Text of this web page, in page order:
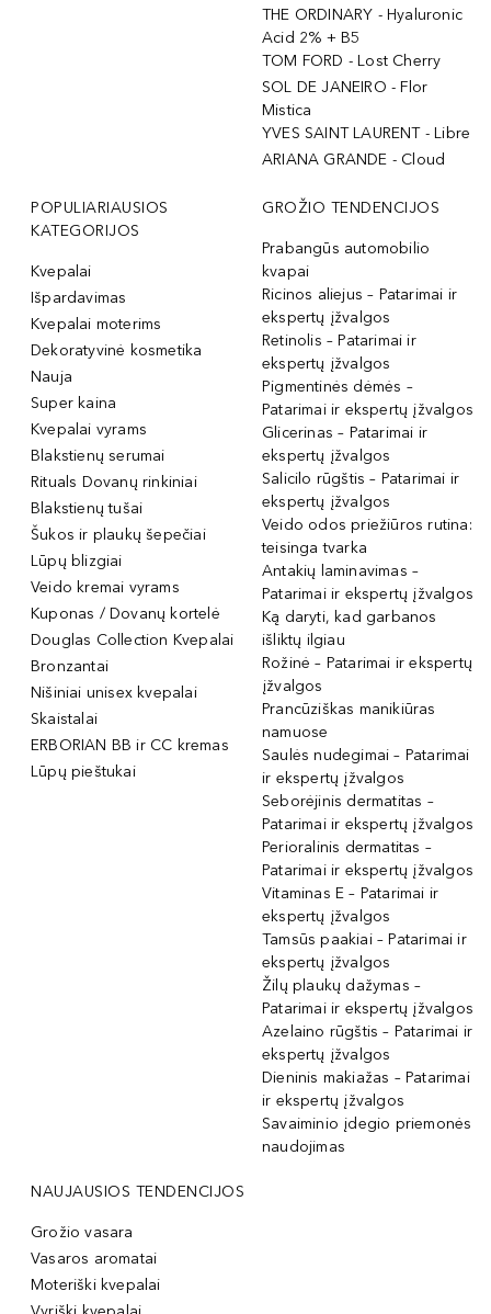
THE ORDINARY - Hyaluronic
Acid 2% + B5
TOM FORD - Lost Cherry
SOL DE JANEIRO - Flor
Mistica
YVES SAINT LAURENT - Libre
ARIANA GRANDE - Cloud
POPULIARIAUSIOS
KATEGORIJOS
Kvepalai
Išpardavimas
Kvepalai moterims
Dekoratyvinė kosmetika
Nauja
Super kaina
Kvepalai vyrams
Blakstienų serumai
Rituals Dovanų rinkiniai
Blakstienų tušai
Šukos ir plaukų šepečiai
Lūpų blizgiai
Veido kremai vyrams
Kuponas / Dovanų kortelė
Douglas Collection Kvepalai
Bronzantai
Nišiniai unisex kvepalai
Skaistalai
ERBORIAN BB ir CC kremas
Lūpų pieštukai
GROŽIO TENDENCIJOS
Prabangūs automobilio
kvapai
Ricinos aliejus – Patarimai ir
ekspertų įžvalgos
Retinolis – Patarimai ir
ekspertų įžvalgos
Pigmentinės dėmės –
Patarimai ir ekspertų įžvalgos
Glicerinas – Patarimai ir
ekspertų įžvalgos
Salicilo rūgštis – Patarimai ir
ekspertų įžvalgos
Veido odos priežiūros rutina:
teisinga tvarka
Antakių laminavimas –
Patarimai ir ekspertų įžvalgos
Ką daryti, kad garbanos
išliktų ilgiau
Rožinė – Patarimai ir ekspertų
įžvalgos
Prancūziškas manikiūras
namuose
Saulės nudegimai – Patarimai
ir ekspertų įžvalgos
Seborėjinis dermatitas –
Patarimai ir ekspertų įžvalgos
Perioralinis dermatitas –
Patarimai ir ekspertų įžvalgos
Vitaminas E – Patarimai ir
ekspertų įžvalgos
Tamsūs paakiai – Patarimai ir
ekspertų įžvalgos
Žilų plaukų dažymas –
Patarimai ir ekspertų įžvalgos
Azelaino rūgštis – Patarimai ir
ekspertų įžvalgos
Dieninis makiažas – Patarimai
ir ekspertų įžvalgos
Savaiminio įdegio priemonės
naudojimas
NAUJAUSIOS TENDENCIJOS
Grožio vasara
Vasaros aromatai
Moteriški kvepalai